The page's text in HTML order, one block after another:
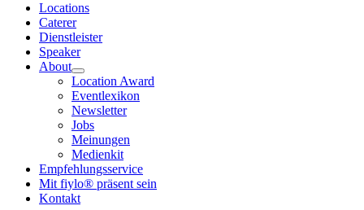
Locations
Caterer
Dienstleister
Speaker
About
Location Award
Eventlexikon
Newsletter
Jobs
Meinungen
Medienkit
Empfehlungsservice
Mit fiylo® präsent sein
Kontakt